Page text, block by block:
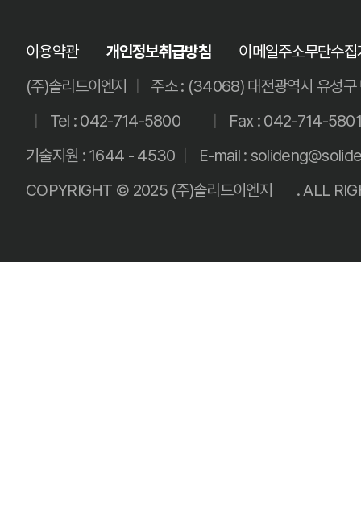
이용약관 개인정보취급방침
이메일주소무단수집
(주)솔리드이엔지
주소 : (34068) 대전광역시 유성
Tel : 042-714-5800
Fax : 042-714-
기술지원 : 1644 - 4530
E-mail :
COPYRIGHT © 2025 (주)솔리드이엔지 . ALL